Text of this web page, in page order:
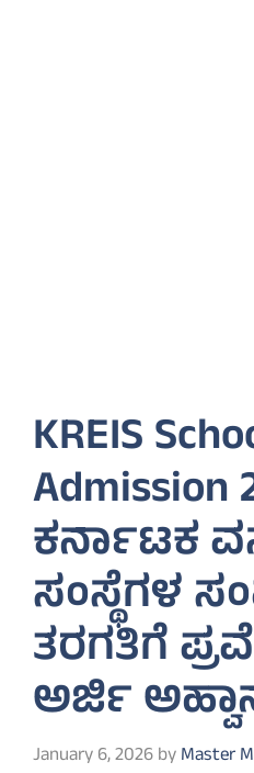
KREIS
Admission
ಕರ್ನಾಟಕ
ಸಂಸ್ಥೆಗಳ
ತರಗತಿಗೆ
ಅರ್ಜಿ
January 6, 2026byMaster